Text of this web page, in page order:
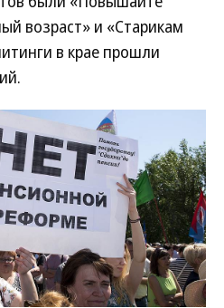
возраст» и «Старикам
в крае прошли